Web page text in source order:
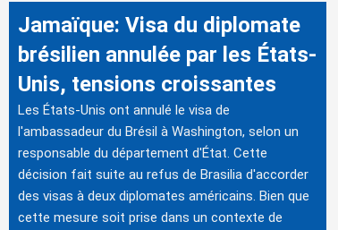
Jamaïque: Visa du diplomate
brésilien annulée par les États-
Unis, tensions croissantes
Les États-Unis ont annulé le visa de
l'ambassadeur du Brésil à Washington, selon un
responsable du département d'État. Cette
décision fait suite au refus de Brasilia d'accorder
des visas à deux diplomates américains. Bien que
cette mesure soit prise dans un contexte de